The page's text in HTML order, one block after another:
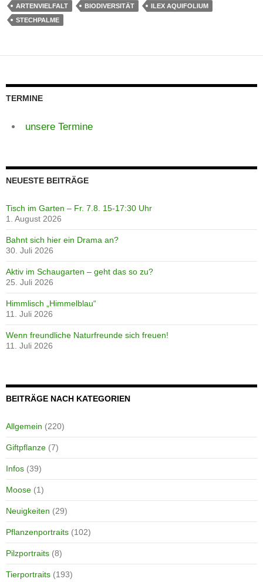
ARTENVIELFALT BIODIVERSITÄT
ILEX AQUIFOLIUM
STECHPALME
TERMINE
unsere Termine
NEUESTE BEITRÄGE
Tisch im Garten – Fr. 7.8. 15-17:30 Uhr
1. August 2026
Bahnt sich hier ein Drama an?
30. Juli 2026
Aktiv im Schaugarten – geht das so zu?
25. Juli 2026
Himmlisch „Himmelblau“
11. Juli 2026
Wenn freundliche Naturfreunde sich freuen!
11. Juli 2026
BEITRÄGE NACH KATEGORIEN
Allgemein (220)
Giftpflanze (7)
Infos (39)
Moose (1)
Neuigkeiten (29)
Pflanzenportraits (102)
Pilzportraits (8)
Tierportraits (193)